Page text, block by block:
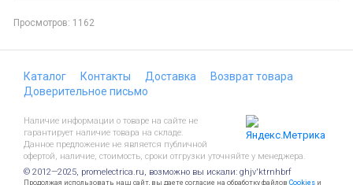
Просмотров: 1162
Каталог Контакты Доставка
Возврат товара
Доверительное письмо
Наличие информации о товаре на сайте не
гарантирует наличие товара на складе.
Данное предложение не является публичной
офертой, наличие, стоимость, сроки отгрузки уточняйте у менеджера.
© 2012—2025, promelectrica.ru, возможно вы искали: ghjv'ktrnhbrf
Продолжая использовать наш сайт, вы даете согласие на обработку файлов Cookies и